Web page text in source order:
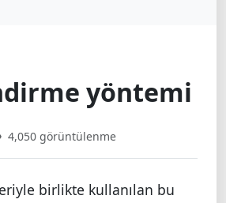
yöntemi
4,050 görüntülenme
birlikte kullanılan bu